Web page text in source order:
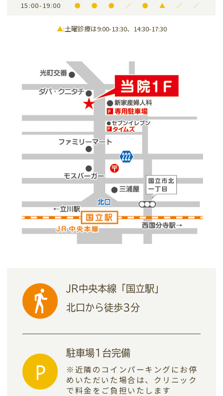
15:00-19:00 ● ● ● ／ ● ▲ ／ ／
▲:土曜診療は9:00-13:30、14:30-17:30
JR中央本線「国立駅」
北口から徒歩3分
駐車場1台完備
※近隣のコインパーキングにお停
めいただいた場合は、
クリニック
で料金をご負担いたします